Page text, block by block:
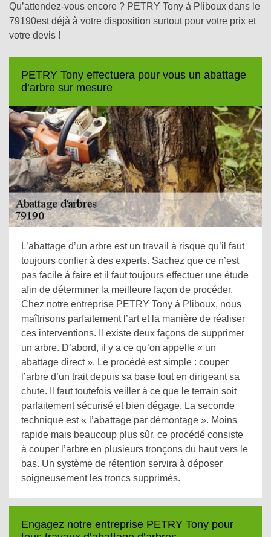
Qu’attendez-vous encore ? PETRY Tony à Pliboux dans le
79190est déjà à votre disposition surtout pour votre prix et
votre devis !
PETRY Tony effectuera pour vous un abattage
d’arbre sur mesure
L’abattage d’un arbre est un travail à risque qu’il faut
toujours confier à des experts. Sachez que ce n’est
pas facile à faire et il faut toujours effectuer une étude
afin de déterminer la meilleure façon de procéder.
Chez notre entreprise PETRY Tony à Pliboux, nous
maîtrisons parfaitement l’art et la manière de réaliser
ces interventions. Il existe deux façons de supprimer
un arbre. D’abord, il y a ce qu’on appelle « un
abattage direct ». Le procédé est simple : couper
l’arbre d’un trait depuis sa base tout en dirigeant sa
chute. Il faut toutefois veiller à ce que le terrain soit
parfaitement sécurisé et bien dégage. La seconde
technique est « l’abattage par démontage ». Moins
rapide mais beaucoup plus sûr, ce procédé consiste
à couper l’arbre en plusieurs tronçons du haut vers le
bas. Un système de rétention servira à déposer
soigneusement les troncs supprimés.
Engagez notre entreprise PETRY Tony pour